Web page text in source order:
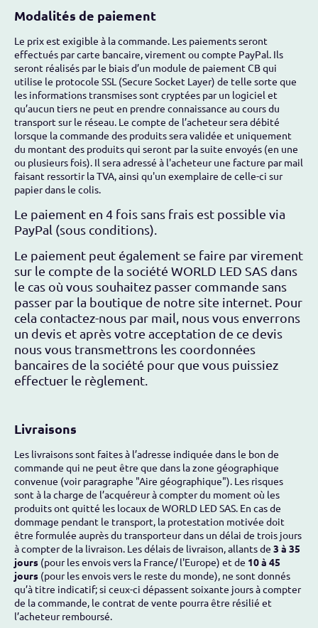
Modalités de paiement
Le prix est exigible à la commande. Les paiements seront
effectués par carte bancaire, virement ou compte PayPal. Ils
seront réalisés par le biais d’un module de paiement CB qui
utilise le protocole SSL (Secure Socket Layer) de telle sorte que
les informations transmises sont cryptées par un logiciel et
qu’aucun tiers ne peut en prendre connaissance au cours du
transport sur le réseau. Le compte de l’acheteur sera débité
lorsque la commande des produits sera validée et uniquement
du montant des produits qui seront par la suite envoyés (en une
ou plusieurs fois). Il sera adressé à l'acheteur une facture par mail
faisant ressortir la TVA, ainsi qu'un exemplaire de celle-ci sur
papier dans le colis.
Le paiement en 4 fois sans frais est possible via
PayPal (sous conditions).
Le paiement peut également se faire par virement
sur le compte de la société WORLD LED SAS dans
le cas où vous souhaitez passer commande sans
passer par la boutique de notre site internet. Pour
cela contactez-nous par mail, nous vous enverrons
un devis et après votre acceptation de ce devis
nous vous transmettrons les coordonnées
bancaires de la société pour que vous puissiez
effectuer le règlement.
Livraisons
Les livraisons sont faites à l’adresse indiquée dans le bon de
commande qui ne peut être que dans la zone géographique
convenue (voir paragraphe "Aire géographique"). Les risques
sont à la charge de l’acquéreur à compter du moment où les
produits ont quitté les locaux de WORLD LED SAS. En cas de
dommage pendant le transport, la protestation motivée doit
être formulée auprès du transporteur dans un délai de trois jours
à compter de la livraison. Les délais de livraison, allants de 3 à 35
jours (pour les envois vers la France/ l'Europe) et de 10 à 45
jours (pour les envois vers le reste du monde), ne sont donnés
qu’à titre indicatif; si ceux-ci dépassent soixante jours à compter
de la commande, le contrat de vente pourra être résilié et
l’acheteur remboursé.